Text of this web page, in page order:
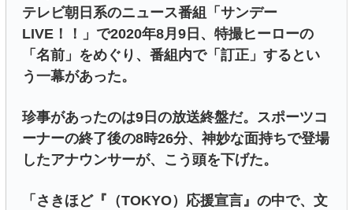
テレビ朝日系のニュース番組「サンデー
LIVE！！」で2020年8月9日、特撮ヒーローの
「名前」をめぐり、番組内で「訂正」するとい
う一幕があった。
珍事があったのは9日の放送終盤だ。スポーツコ
ーナーの終了後の8時26分、神妙な面持ちで登場
したアナウンサーが、こう頭を下げた。
「さきほど『（TOKYO）応援宣言』の中で、文